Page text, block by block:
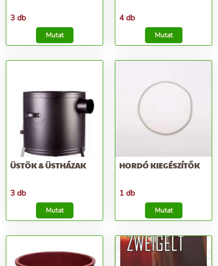
3 db
Mutat
4 db
Mutat
ÜSTÖK & ÜSTHÁZAK
3 db
Mutat
HORDÓ KIEGÉSZÍTŐK
1 db
Mutat